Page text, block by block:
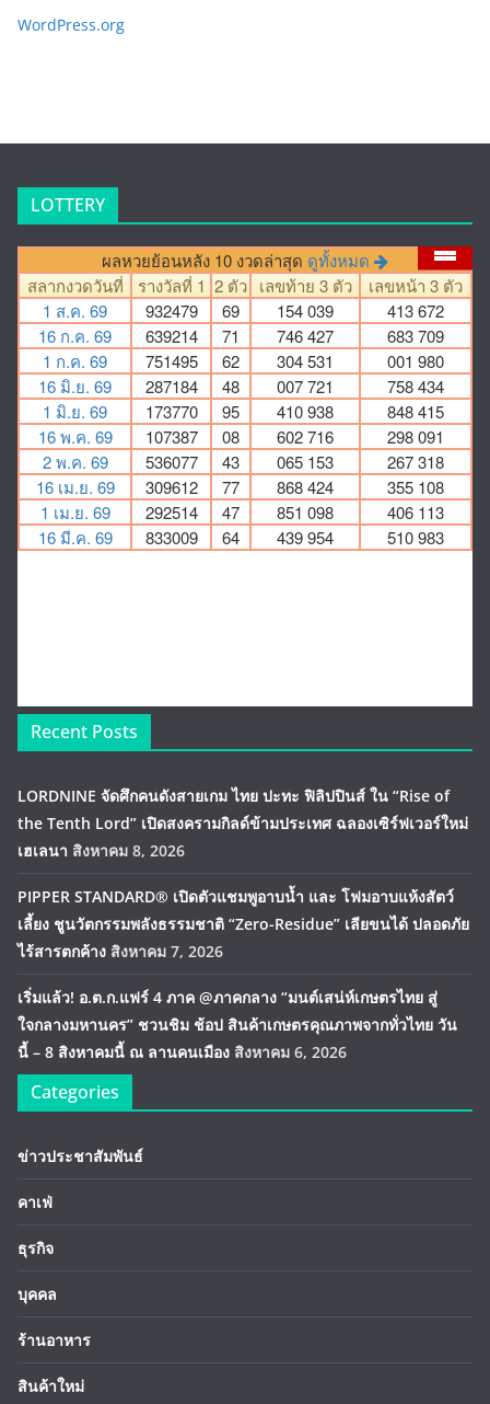
WordPress.org
LOTTERY
Recent Posts
LORDNINE จัดศึกคนดังสายเกม ไทย ปะทะ ฟิลิปปินส์ ใน “Rise of
the Tenth Lord” เปิดสงครามกิลด์ข้ามประเทศ ฉลองเซิร์ฟเวอร์ใหม่
เฮเลนา สิงหาคม 8, 2026
PIPPER STANDARD® เปิดตัวแชมพูอาบน้ำ และ โฟมอาบแห้งสัตว์
เลี้ยง ชูนวัตกรรมพลังธรรมชาติ “Zero-Residue” เลียขนได้ ปลอดภัย
ไร้สารตกค้าง สิงหาคม 7, 2026
เริ่มแล้ว! อ.ต.ก.แฟร์ 4 ภาค @ภาคกลาง “มนต์เสน่ห์เกษตรไทย สู่
ใจกลางมหานคร” ชวนชิม ช้อป สินค้าเกษตรคุณภาพจากทั่วไทย วัน
นี้ – 8 สิงหาคมนี้ ณ ลานคนเมือง สิงหาคม 6, 2026
Categories
ข่าวประชาสัมพันธ์
คาเฟ่
ธุรกิจ
บุคคล
ร้านอาหาร
สินค้าใหม่